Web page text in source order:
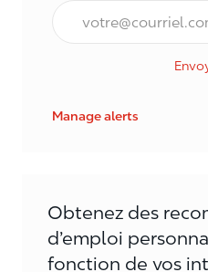
Courriel*
Manage alerts
Obtenez des
d’emploi
fonction de vos